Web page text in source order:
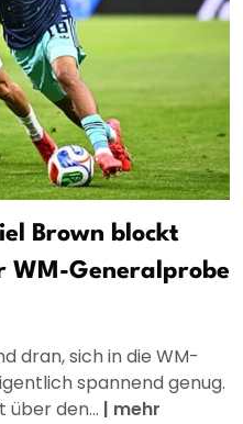
Brown blockt
WM-Generalprobe
dran, sich in die WM-
spannend genug.
über den... | mehr